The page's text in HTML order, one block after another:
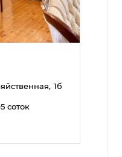
1б
соток